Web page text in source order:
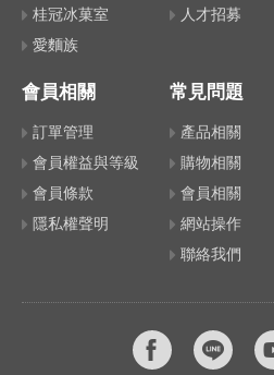
桂冠冰菓室
愛麵族
人才招募
會員相關
訂單管理
會員權益與等級
會員條款
隱私權聲明
常見問題
產品相關
購物相關
會員相關
網站操作
聯絡我們